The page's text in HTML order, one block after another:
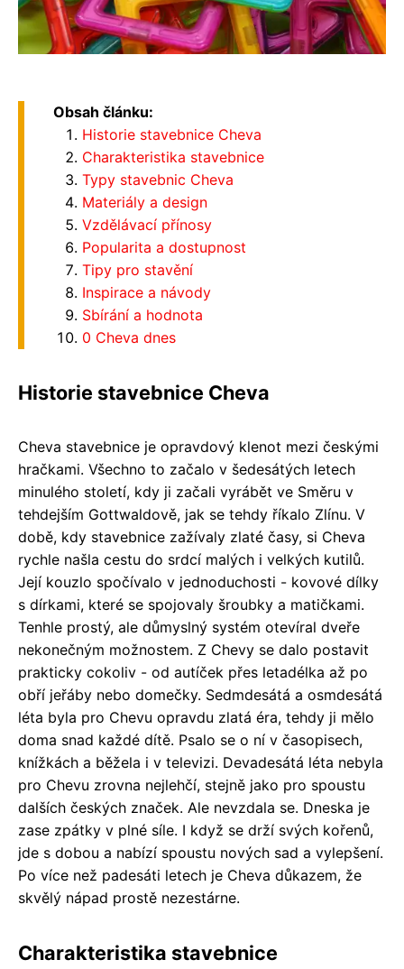
Obsah článku:
Historie stavebnice Cheva
Charakteristika stavebnice
Typy stavebnic Cheva
Materiály a design
Vzdělávací přínosy
Popularita a dostupnost
Tipy pro stavění
Inspirace a návody
Sbírání a hodnota
0 Cheva dnes
Historie stavebnice Cheva
Cheva stavebnice je opravdový klenot mezi českými
hračkami. Všechno to začalo v šedesátých letech
minulého století, kdy ji začali vyrábět ve Směru v
tehdejším Gottwaldově, jak se tehdy říkalo Zlínu. V
době, kdy stavebnice zažívaly zlaté časy, si Cheva
rychle našla cestu do srdcí malých i velkých kutilů.
Její kouzlo spočívalo v jednoduchosti - kovové dílky
s dírkami, které se spojovaly šroubky a matičkami.
Tenhle prostý, ale důmyslný systém otevíral dveře
nekonečným možnostem. Z Chevy se dalo postavit
prakticky cokoliv - od autíček přes letadélka až po
obří jeřáby nebo domečky. Sedmdesátá a osmdesátá
léta byla pro Chevu opravdu zlatá éra, tehdy ji mělo
doma snad každé dítě. Psalo se o ní v časopisech,
knížkách a běžela i v televizi. Devadesátá léta nebyla
pro Chevu zrovna nejlehčí, stejně jako pro spoustu
dalších českých značek. Ale nevzdala se. Dneska je
zase zpátky v plné síle. I když se drží svých kořenů,
jde s dobou a nabízí spoustu nových sad a vylepšení.
Po více než padesáti letech je Cheva důkazem, že
skvělý nápad prostě nezestárne.
Charakteristika stavebnice